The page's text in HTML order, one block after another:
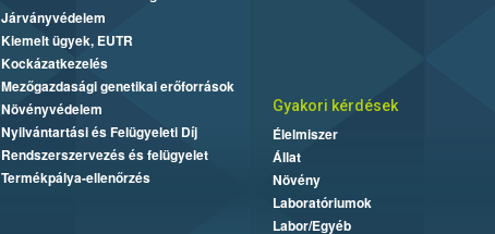
Járványvédelem
Kiemelt ügyek, EUTR
Kockázatkezelés
Mezőgazdasági genetikai erőforrások
Növényvédelem
Nyilvántartási és Felügyeleti Díj
Rendszerszervezés és felügyelet
Termékpálya-ellenőrzés
Gyakori kérdések
Élelmiszer
Állat
Növény
Laboratóriumok
Labor/Egyéb